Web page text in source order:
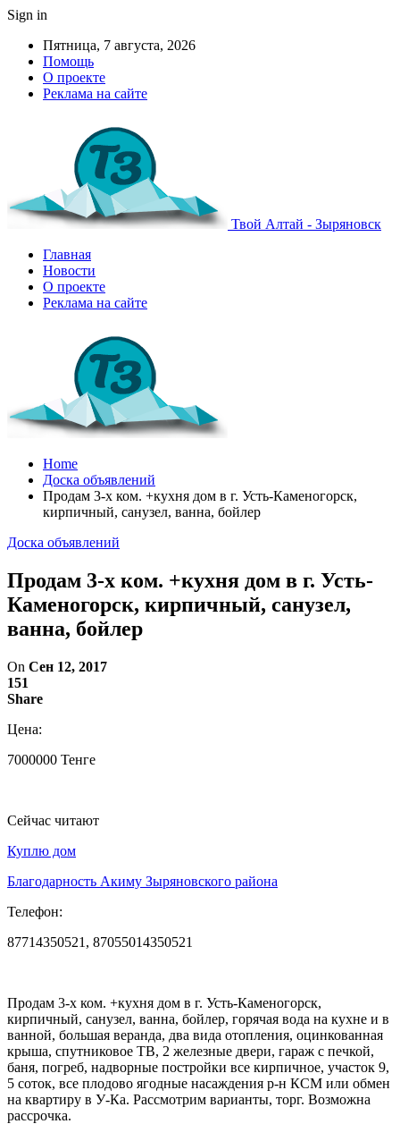
Sign in
Пятница, 7 августа, 2026
Помощь
О проекте
Реклама на сайте
Твой Алтай - Зыряновск
Главная
Новости
О проекте
Реклама на сайте
Home
Доска объявлений
Продам 3-х ком. +кухня дом в г. Усть-Каменогорск,
кирпичный, санузел, ванна, бойлер
Доска объявлений
Продам 3-х ком. +кухня дом в г. Усть-
Каменогорск, кирпичный, санузел,
ванна, бойлер
On Сен 12, 2017
151
Share
Цена:
7000000 Тенге
Сейчас читают
Куплю дом
Благодарность Акиму Зыряновского района
Телефон:
87714350521, 87055014350521
Продам 3-х ком. +кухня дом в г. Усть-Каменогорск,
кирпичный, санузел, ванна, бойлер, горячая вода на кухне и в
ванной, большая веранда, два вида отопления, оцинкованная
крыша, спутниковое ТВ, 2 железные двери, гараж с печкой,
баня, погреб, надворные постройки все кирпичное, участок 9,
5 соток, все плодово ягодные насаждения р-н КСМ или обмен
на квартиру в У-Ка. Рассмотрим варианты, торг. Возможна
рассрочка.